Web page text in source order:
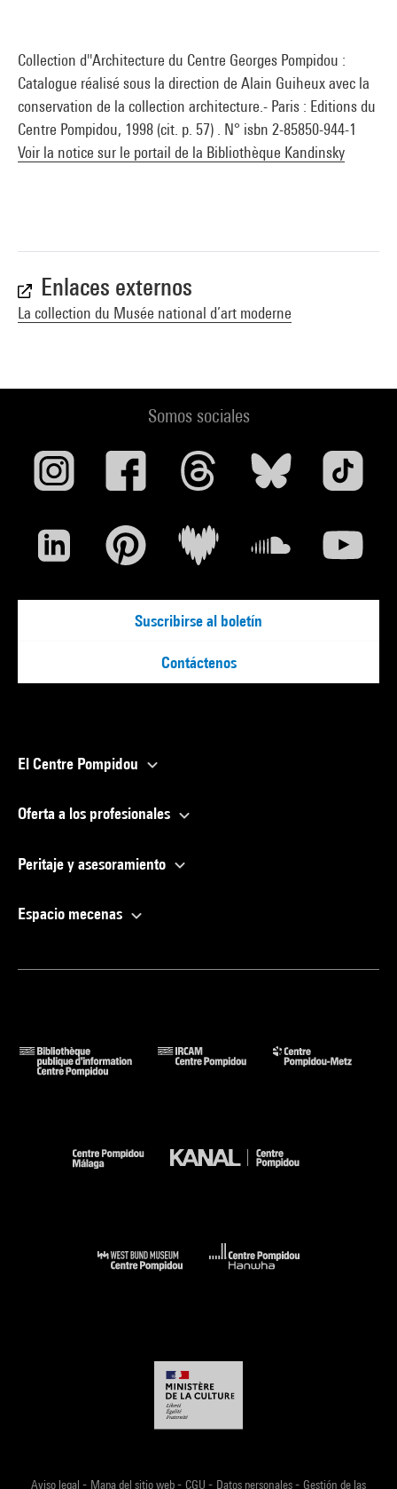
Collection d''Architecture du Centre Georges Pompidou :
Catalogue réalisé sous la direction de Alain Guiheux avec la
conservation de la collection architecture.- Paris : Editions du
Centre Pompidou, 1998 (cit. p. 57) . N° isbn 2-85850-944-1
Voir la notice sur le portail de la Bibliothèque Kandinsky
Enlaces externos
La collection du Musée national d’art moderne
Somos sociales
Suscribirse al boletín
Contáctenos
El Centre Pompidou
Oferta a los profesionales
Peritaje y asesoramiento
Espacio mecenas
Aviso legal - Mapa del sitio web- CGU - Datos personales- Gestión de las